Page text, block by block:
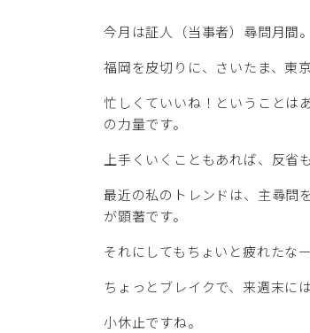
今月は証人（当事者）尋問月間。
福岡を皮切りに、さいたま、東
忙しくていいね！ということは
の力量です。
上手くいくこともあれば、反省
最近の私のトレンドは、主尋問
が顕著です。
それにしてもちょいと疲れたなー
ちょっとブレイクで、来週末に
小休止ですね。